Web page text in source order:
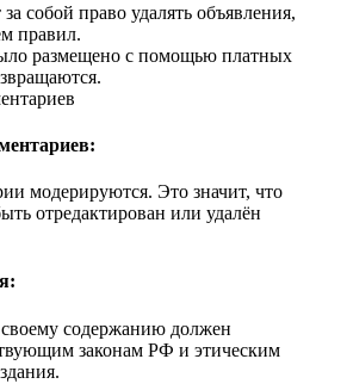
собой право удалять объявления,
правил.
размещено с помощью платных
модерируются. Это значит, что
отредактирован или удалён
содержанию должен
законам РФ и этическим